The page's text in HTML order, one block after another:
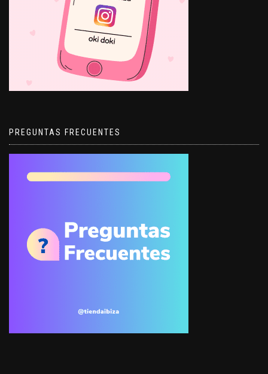
PREGUNTAS FRECUENTES